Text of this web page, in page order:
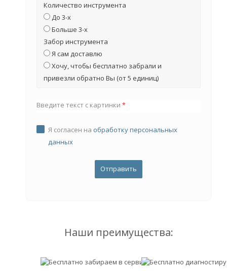
Количество инструмента
До 3-х
Больше 3-х
Забор инструмента
Я сам доставлю
Хочу, чтобы бесплатно забрали и
привезли обратно Вы (от 5 единиц)
Введите текст с картинки *
Я согласен на обработку персональных
данных
Наши преимущества: